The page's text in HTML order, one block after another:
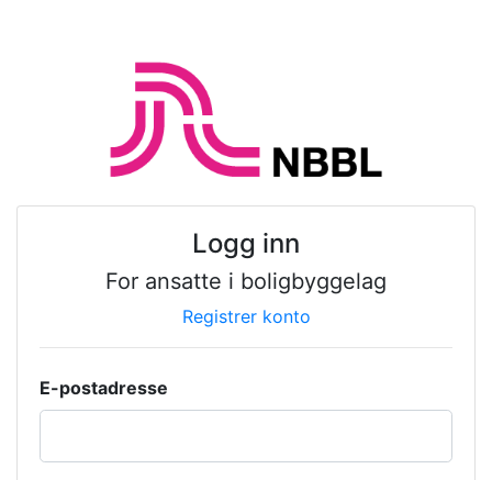
Logg inn
For ansatte i boligbyggelag
Registrer konto
E-postadresse